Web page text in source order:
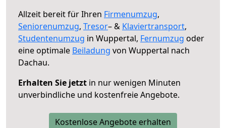
Allzeit bereit für Ihren Firmenumzug,
Seniorenumzug, Tresor– & Klaviertransport,
Studentenumzug in Wuppertal, Fernumzug oder
eine optimale Beiladung von Wuppertal nach
Dachau.
Erhalten Sie jetzt in nur wenigen Minuten
unverbindliche und kostenfreie Angebote.
Kostenlose Angebote erhalten